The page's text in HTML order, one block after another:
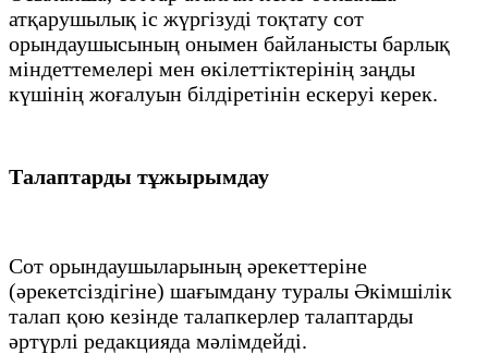
атқарушылық іс жүргізуді тоқтату сот
орындаушысының онымен байланысты барлық
міндеттемелері мен өкілеттіктерінің заңды
күшінің жоғалуын білдіретінін ескеруі керек.
Талаптарды тұжырымдау
Сот орындаушыларының әрекеттеріне
(әрекетсіздігіне) шағымдану туралы Әкімшілік
талап қою кезінде талапкерлер талаптарды
әртүрлі редакцияда мәлімдейді.